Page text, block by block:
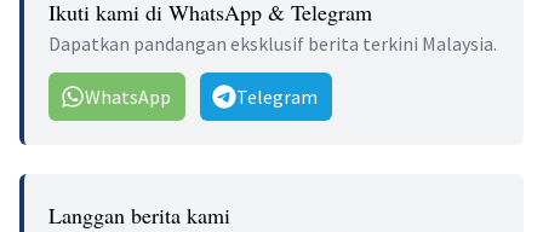
Ikuti kami di WhatsApp & Telegram
Dapatkan pandangan eksklusif berita terkini Malaysia.
WhatsApp Telegram
Langgan berita kami